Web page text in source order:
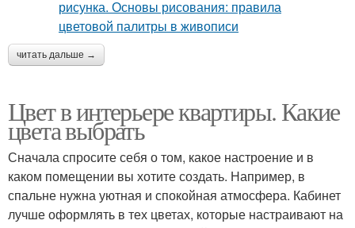
читать дальше →
Цвет в интерьере квартиры. Какие
цвета выбрать
Сначала спросите себя о том, какое настроение и в
каком помещении вы хотите создать. Например, в
спальне нужна уютная и спокойная атмосфера. Кабинет
лучше оформлять в тех цветах, которые настраивают на